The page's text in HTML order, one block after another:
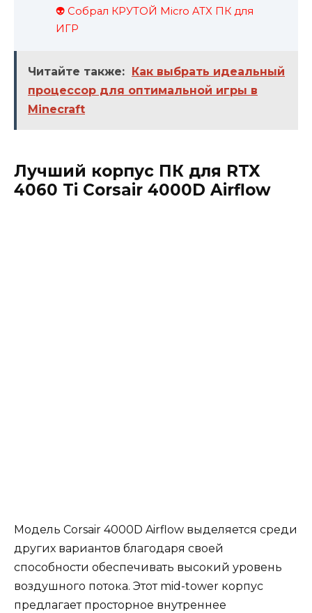
👽 Собрал КРУТОЙ Micro ATX ПК для
ИГР
Читайте также:
Как выбрать идеальный
процессор для оптимальной игры в
Minecraft
Лучший корпус ПК для RTX
4060 Ti Corsair 4000D Airflow
Модель Corsair 4000D Airflow выделяется среди
других вариантов благодаря своей
способности обеспечивать высокий уровень
воздушного потока. Этот mid-tower корпус
предлагает просторное внутреннее